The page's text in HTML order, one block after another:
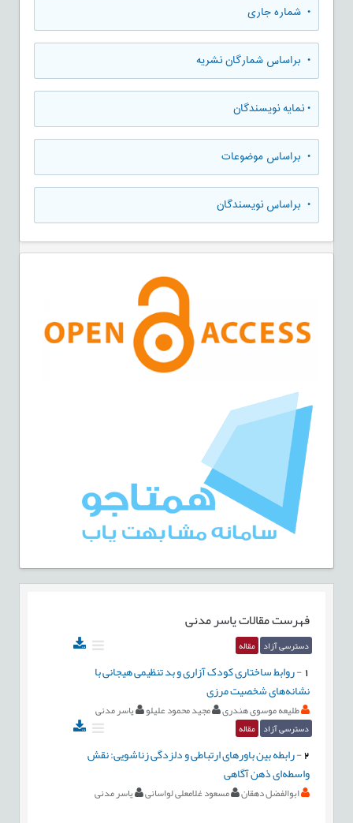
• شماره جاری
• براساس شمارگان نشریه
•نمایه نویسندگان
• براساس موضوعات
• براساس نویسندگان
فهرست مقالاتیاسر مدنی
دسترسی آزاد مقاله
-روابط ساختاری کودک آزاری و بد تنظیمی هیجانی با
نشانه‌های شخصیت مرزی
طلیعه موسوی هندری مجید محمود علیلو یاسر مدنی
دسترسی آزاد مقاله
2
-رابطه بین باورهای ارتباطی و دلزدگی زناشویی: نقش
واسطه‌ای ذهن آگاهی
ابوالفضل دهقان مسعود غلامعلی لواسانی یاسر مدنی